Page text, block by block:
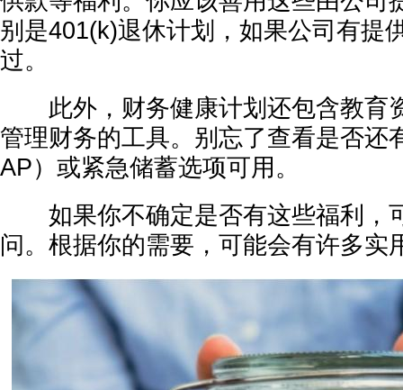
别是401(k)退休计划，如果公司有提
过。
此外，财务健康计划还包含教育
管理财务的工具。别忘了查看是否还
AP）或紧急储蓄选项可用。
如果你不确定是否有这些福利，
问。根据你的需要，可能会有许多实